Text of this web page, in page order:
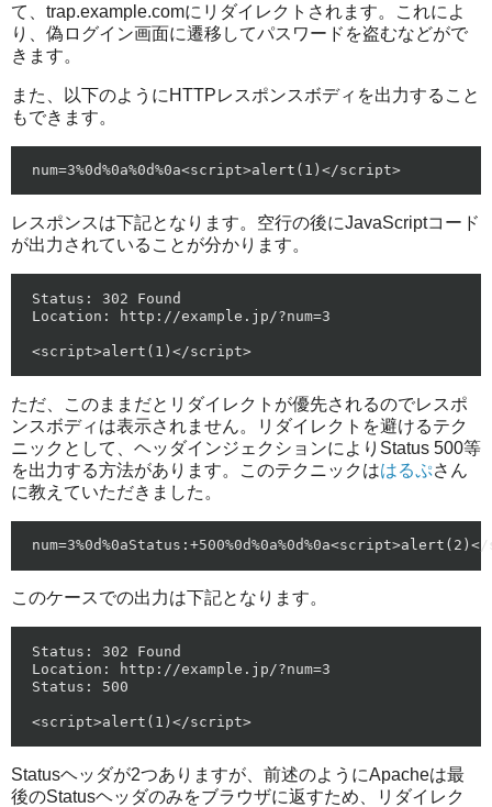
て、trap.example.comにリダイレクトされます。これによ
り、偽ログイン画面に遷移してパスワードを盗むなどがで
きます。
また、以下のようにHTTPレスポンスボディを出力すること
もできます。
レスポンスは下記となります。空行の後にJavaScriptコード
が出力されていることが分かります。
Status: 302 Found
Location: http://example.jp/?num=3
ただ、このままだとリダイレクトが優先されるのでレスポ
ンスボディは表示されません。リダイレクトを避けるテク
ニックとして、ヘッダインジェクションによりStatus 500等
を出力する方法があります。このテクニックははるぷさん
に教えていただきました。
このケースでの出力は下記となります。
Status: 302 Found
Location: http://example.jp/?num=3
Status: 500
Statusヘッダが2つありますが、前述のようにApacheは最
後のStatusヘッダのみをブラウザに返すため、リダイレク